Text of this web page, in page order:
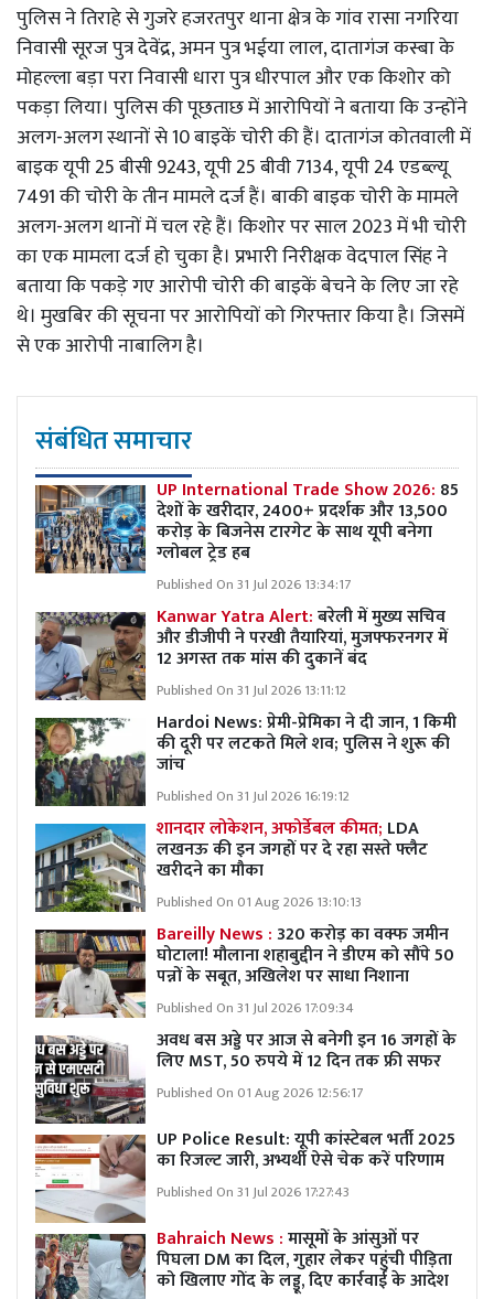
पुलिस ने तिराहे से गुजरे हजरतपुर थाना क्षेत्र के गांव रासा नगरिया
निवासी सूरज पुत्र देवेंद्र, अमन पुत्र भईया लाल, दातागंज कस्बा के
मोहल्ला बड़ा परा निवासी धारा पुत्र धीरपाल और एक किशोर को
पकड़ा लिया। पुलिस की पूछताछ में आरोपियों ने बताया कि उन्होंने
अलग-अलग स्थानों से 10 बाइकें चोरी की हैं। दातागंज कोतवाली में
बाइक यूपी 25 बीसी 9243, यूपी 25 बीवी 7134, यूपी 24 एडब्ल्यू
7491 की चोरी के तीन मामले दर्ज हैं। बाकी बाइक चोरी के मामले
अलग-अलग थानों में चल रहे हैं। किशोर पर साल 2023 में भी चोरी
का एक मामला दर्ज हो चुका है। प्रभारी निरीक्षक वेदपाल सिंह ने
बताया कि पकड़े गए आरोपी चोरी की बाइकें बेचने के लिए जा रहे
थे। मुखबिर की सूचना पर आरोपियों को गिरफ्तार किया है। जिसमें
से एक आरोपी नाबालिग है।
संबंधित समाचार
UP International Trade Show 2026: 85
देशों के खरीदार, 2400+ प्रदर्शक और 13,500
करोड़ के बिजनेस टारगेट के साथ यूपी बनेगा
ग्लोबल ट्रेड हब
Published On 31 Jul 2026 13:34:17
Kanwar Yatra Alert:बरेली में मुख्य सचिव
और डीजीपी ने परखी तैयारियां, मुजफ्फरनगर में
12 अगस्त तक मांस की दुकानें बंद
Published On 31 Jul 2026 13:11:12
Hardoi News: प्रेमी-प्रेमिका ने दी जान, 1 किमी
की दूरी पर लटकते मिले शव; पुलिस ने शुरू की
जांच
Published On 31 Jul 2026 16:19:12
शानदार लोकेशन, अफोर्डेबल कीमत; LDA
लखनऊ की इन जगहों पर दे रहा सस्ते फ्लैट
खरीदने का मौका
Published On 01 Aug 2026 13:10:13
Bareilly News :320 करोड़ का वक्फ जमीन
घोटाला! मौलाना शहाबुद्दीन ने डीएम को सौंपे 50
पन्नों के सबूत, अखिलेश पर साधा निशाना
Published On 31 Jul 2026 17:09:34
अवध बस अड्डे पर आज से बनेगी इन 16 जगहों के
लिए MST, 50 रुपये में 12 दिन तक फ्री सफर
Published On 01 Aug 2026 12:56:17
UP Police Result: यूपी कांस्टेबल भर्ती 2025
का रिजल्ट जारी, अभ्यर्थी ऐसे चेक करें परिणाम
Published On 31 Jul 2026 17:27:43
Bahraich News :मासूमों के आंसुओं पर
पिघला DM का दिल, गुहार लेकर पहुंची पीड़िता
को खिलाए गोंद के लड्डू, दिए कार्रवाई के आदेश